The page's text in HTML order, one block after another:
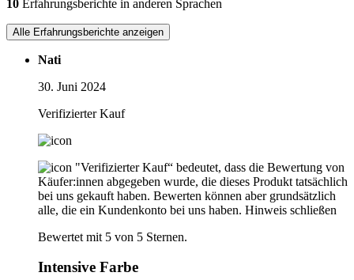
10 Erfahrungsberichte in anderen Sprachen
Alle Erfahrungsberichte anzeigen
Nati
30. Juni 2024
Verifizierter Kauf
"Verifizierter Kauf“ bedeutet, dass die Bewertung von
Käufer:innen abgegeben wurde, die dieses Produkt tatsächlich
bei uns gekauft haben. Bewerten können aber grundsätzlich
alle, die ein Kundenkonto bei uns haben. Hinweis schließen
Bewertet mit 5 von 5 Sternen.
Intensive Farbe